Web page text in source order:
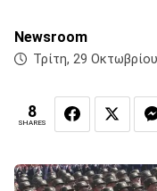
Newsroom
Τρίτη, 29
8
SHARES